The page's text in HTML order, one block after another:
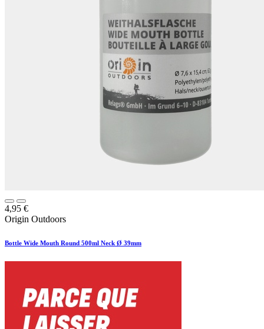
4,95 €
Origin Outdoors
Bottle Wide Mouth Round 500ml Neck Ø 39mm